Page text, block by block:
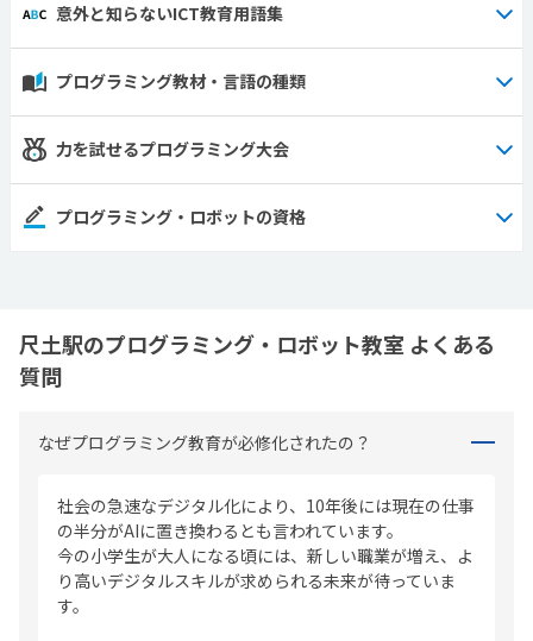
意外と知らないICT教育用語集
プログラミング教材・言語の種類
力を試せるプログラミング大会
プログラミング・ロボットの資格
尺土駅のプログラミング・ロボット教室 よくある
質問
なぜプログラミング教育が必修化されたの？
社会の急速なデジタル化により、10年後には現在の仕事
の半分がAIに置き換わるとも言われています。
今の小学生が大人になる頃には、新しい職業が増え、よ
り高いデジタルスキルが求められる未来が待っていま
す。